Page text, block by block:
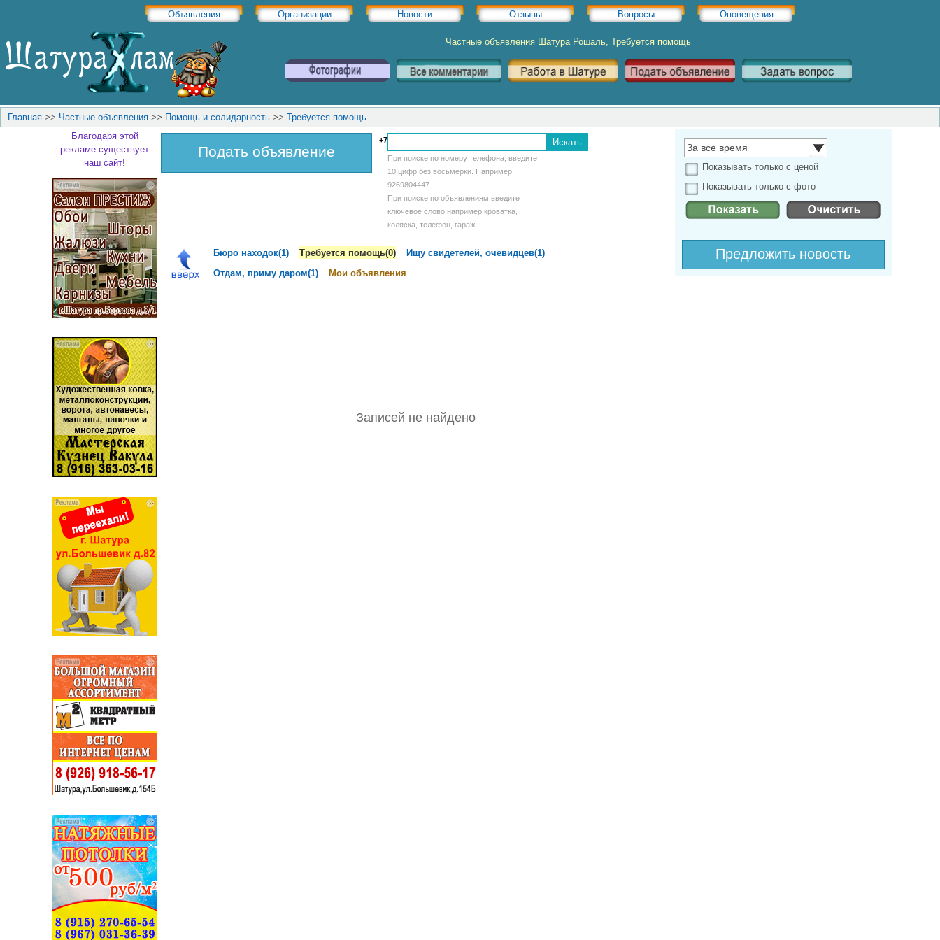
Объявления Организации Новости Отзывы Вопросы Оповещения
Частные объявления Шатура Рошаль, Требуется помощь
Главная >> Частные объявления >> Помощь и солидарность >> Требуется помощь
Благодаря этой
рекламе существует
наш сайт!
Подать объявление
+7
При поиске по номеру телефона, введите
10 цифр без восьмерки. Например
9269804447
При поиске по объявлениям введите
ключевое слово например кроватка,
коляска, телефон, гараж.
Бюро находок(1) Требуется помощь(0)
Ищу свидетелей, очевидцев(1)
Отдам, приму даром(1)
Мои объявления
Записей не найдено
За все время
Показывать только с ценой
Показывать только с фото
Предложить новость